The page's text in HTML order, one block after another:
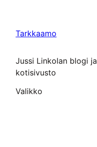
Tarkkaamo
Jussi Linkolan blogi ja
kotisivusto
Valikko